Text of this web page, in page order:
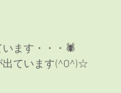
います・・・🕷
出ています(^O^)☆